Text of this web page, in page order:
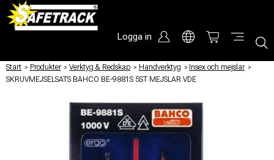
Logga in
Start / Produkter / Verktyg & Redskap / Handverktyg / Insex och mejslar /
SKRUVMEJSELSATS BAHCO BE-9881S 5ST MEJSLAR VDE